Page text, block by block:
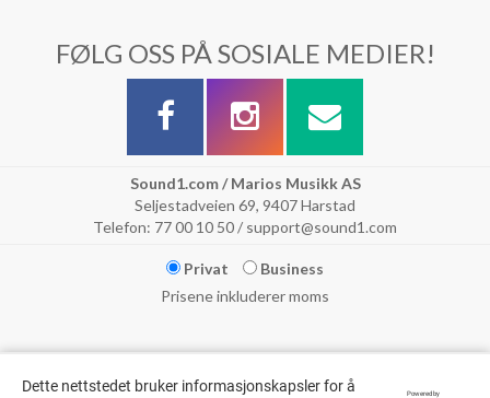
FØLG OSS PÅ SOSIALE MEDIER!
Sound1.com / Marios Musikk AS
Seljestadveien 69, 9407 Harstad
Telefon: 77 00 10 50 / support@sound1.com
Privat
Business
Prisene inkluderer moms
Dette nettstedet bruker informasjonskapsler for å Powered by